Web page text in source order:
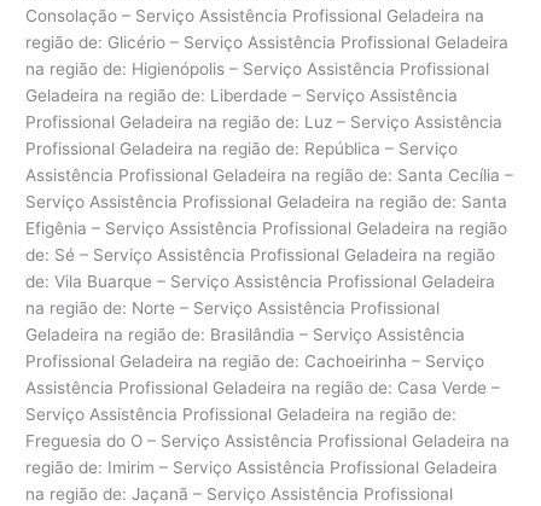
Consolação – Serviço Assistência Profissional Geladeira na
região de: Glicério – Serviço Assistência Profissional Geladeira
na região de: Higienópolis – Serviço Assistência Profissional
Geladeira na região de: Liberdade – Serviço Assistência
Profissional Geladeira na região de: Luz – Serviço Assistência
Profissional Geladeira na região de: República – Serviço
Assistência Profissional Geladeira na região de: Santa Cecília –
Serviço Assistência Profissional Geladeira na região de: Santa
Efigênia – Serviço Assistência Profissional Geladeira na região
de: Sé – Serviço Assistência Profissional Geladeira na região
de: Vila Buarque – Serviço Assistência Profissional Geladeira
na região de: Norte – Serviço Assistência Profissional
Geladeira na região de: Brasilândia – Serviço Assistência
Profissional Geladeira na região de: Cachoeirinha – Serviço
Assistência Profissional Geladeira na região de: Casa Verde –
Serviço Assistência Profissional Geladeira na região de:
Freguesia do O – Serviço Assistência Profissional Geladeira na
região de: Imirim – Serviço Assistência Profissional Geladeira
na região de: Jaçanã – Serviço Assistência Profissional